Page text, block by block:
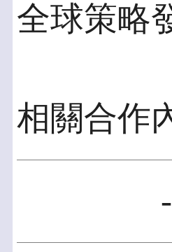
全球策略
相關合作